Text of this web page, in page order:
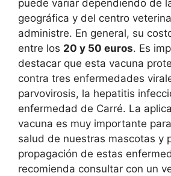
puede variar dependiendo de
geográfica y del centro
administre. En general, su
entre los 20 y 50 euros. Es
destacar que esta vacuna
contra tres enfermedades
parvovirosis, la hepatitis
enfermedad de Carré. La
vacuna es muy importante
salud de nuestras mascotas y
propagación de estas
recomienda consultar con un